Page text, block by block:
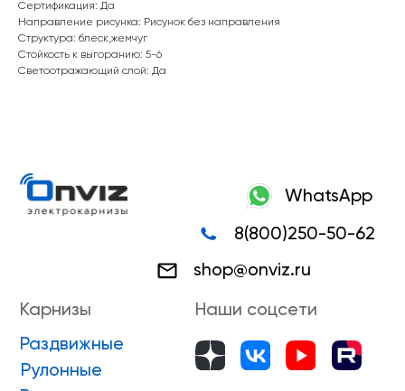
Сертификация: Да
Направление рисунка: Рисунок без направления
Структура: блеск,жемчуг
Стойкость к выгоранию: 5-6
Светоотражающий слой: Да
Карнизы
Адрес производства г. Киров, Ярославская 32
Раздвижные
Рулонные
Римские
Наши соцсети
Положение о проведении конкурса
Зип-системы
Маркизы